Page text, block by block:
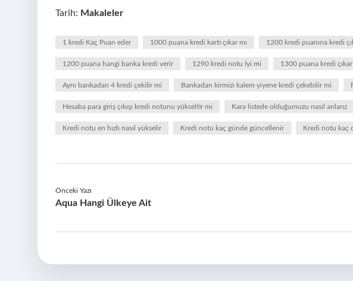
Tarih: Makaleler
1 kredi Kaç Puan eder 1000 puana kredi kartı çıkar mı 1200 kredi puanına kredi
1200 puana hangi banka kredi verir 1290 kredi notu İyi mi 1300 puana kredi çıkar
Aynı bankadan 4 kredi çekilir mi Bankadan kirmizi kalem yiyene kredi çekebilir mi
Hesaba para giriş çıkışı kredi notunu yükseltir mi Kara listede olduğumuzu nasıl anlarız
Kredi notu en hızlı nasıl yükselir Kredi notu kaç günde güncellenir Kredi notu kaç
Önceki Yazı
Aqua Hangi Ülkeye Ait